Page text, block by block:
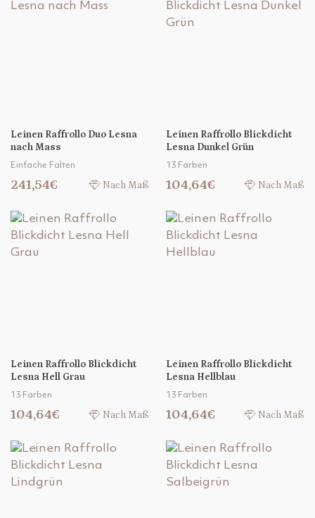
Leinen Raffrollo Duo Lesna
nach Mass
Einfache Falten
241,54€ Nach Maß
Leinen Raffrollo Blickdicht
Lesna Dunkel Grün
13 Farben
104,64€ Nach Maß
Leinen Raffrollo Blickdicht
Lesna Hell Grau
13 Farben
104,64€ Nach Maß
Leinen Raffrollo Blickdicht
Lesna Hellblau
13 Farben
104,64€ Nach Maß